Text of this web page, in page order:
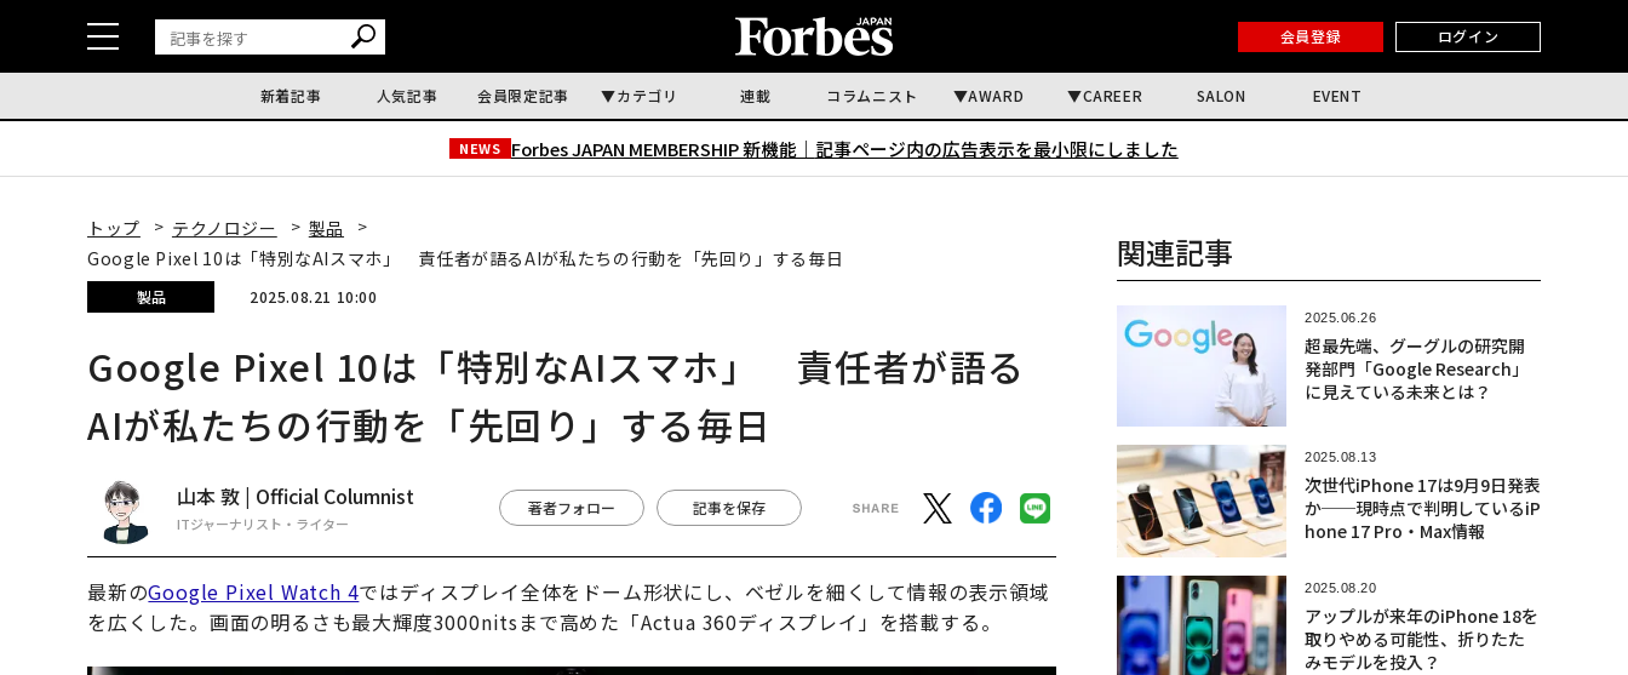
会員登録 ログイン
新着記事 人気記事 会員限定記事 カテゴリ 連載 コラムニスト AWARD CAREER SALON EVENT
NEWS Forbes JAPAN MEMBERSHIP 新機能｜ 記事ページ内の広告表示を最小限にしました
トップ テクノロジー
製品
Google Pixel 10は「特別なAIスマホ」 責任者が語るAIが私たちの行動を「先回り」する毎日
製品 2025.08.21 10:00
Google Pixel 10は「特別なAIスマホ」 責任者が語る
AIが私たちの行動を「先回り」する毎日
山本 敦 | Official Columnist
ITジャーナリスト・ライター
著者フォロー 記事を保存
最新のGoogle Pixel Watch 4ではディスプレイ全体をドーム形状にし、ベゼルを細くして情報の表示領域
を広くした。画面の明るさも最大輝度3000nitsまで高めた「Actua 360ディスプレイ」を搭載する。
関連記事
2025.06.26
超最先端、グーグルの研究開
発部門「Google Research」
に見えている未来とは？
2025.08.13
次世代iPhone 17は9月9日発表
か──現時点で判明しているiP
hone 17 Pro・Max情報
2025.08.20
アップルが来年のiPhone 18を
取りやめる可能性、折りたた
みモデルを投入？